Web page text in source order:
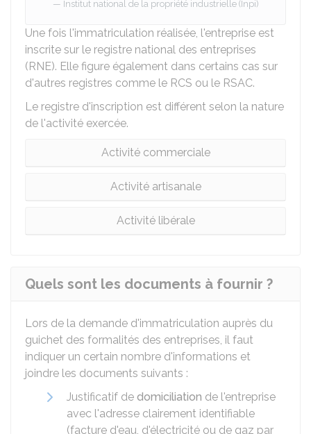
Institut national de la propriété industrielle (Inpi)
Une fois l'immatriculation réalisée, l'entreprise est
inscrite sur le registre national des entreprises
(RNE). Elle figure également dans certains cas sur
d'autres registres comme le RCS ou le RSAC.
Le registre d'inscription est différent selon la nature
de l'activité exercée.
Activité commerciale
Activité artisanale
Activité libérale
Quels sont les documents à fournir ?
Lors de la demande d'immatriculation auprès du
guichet des formalités des entreprises, il faut
indiquer un certain nombre d'informations et
joindre les documents suivants :
Justificatif de domiciliation de l'entreprise
avec l'adresse clairement identifiable
(facture d'eau, d'électricité ou de gaz par